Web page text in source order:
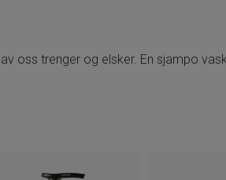
oss trenger og elsker. En sjampo